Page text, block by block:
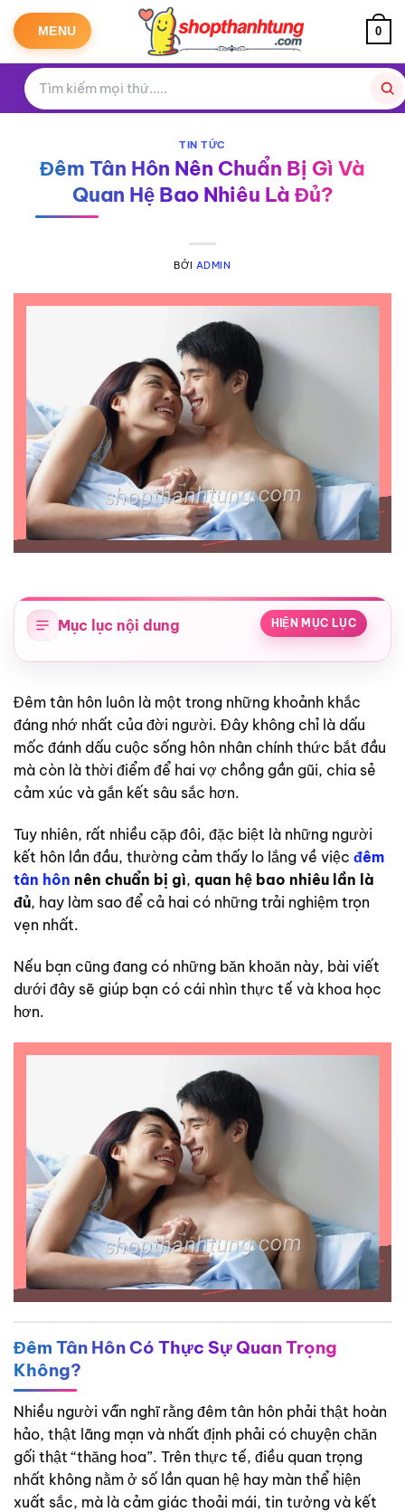
qua
dung
MENU 0
TIN TỨC
Đêm Tân Hôn Nên Chuẩn Bị Gì Và
Quan Hệ Bao Nhiêu Là Đủ?
BỞI ADMIN
Mục lục nội dung HIỆN MỤC LỤC
Đêm tân hôn luôn là một trong những khoảnh khắc
đáng nhớ nhất của đời người. Đây không chỉ là dấu
mốc đánh dấu cuộc sống hôn nhân chính thức bắt đầu
mà còn là thời điểm để hai vợ chồng gần gũi, chia sẻ
cảm xúc và gắn kết sâu sắc hơn.
Tuy nhiên, rất nhiều cặp đôi, đặc biệt là những người
kết hôn lần đầu, thường cảm thấy lo lắng về việc đêm
tân hôn nên chuẩn bị gì, quan hệ bao nhiêu lần là
đủ, hay làm sao để cả hai có những trải nghiệm trọn
vẹn nhất.
Nếu bạn cũng đang có những băn khoăn này, bài viết
dưới đây sẽ giúp bạn có cái nhìn thực tế và khoa học
hơn.
Đêm Tân Hôn Có Thực Sự Quan Trọng
Không?
Nhiều người vẫn nghĩ rằng đêm tân hôn phải thật hoàn
hảo, thật lãng mạn và nhất định phải có chuyện chăn
gối thật “thăng hoa”. Trên thực tế, điều quan trọng
nhất không nằm ở số lần quan hệ hay màn thể hiện
xuất sắc, mà là cảm giác thoải mái, tin tưởng và kết